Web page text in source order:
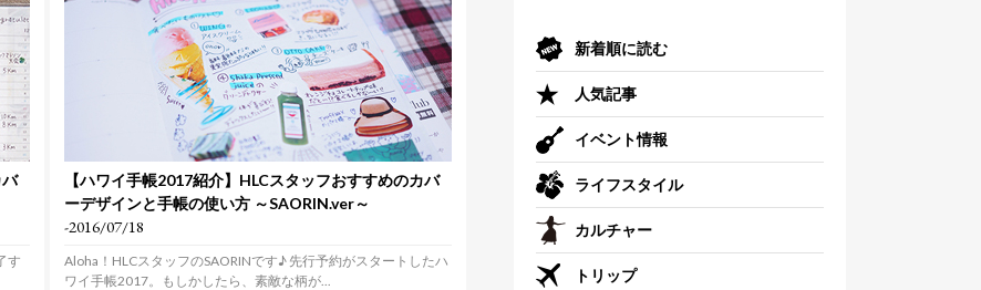
す
【ハワイ手帳2017紹介】HLCスタッフおすすめのカバ
ーデザインと手帳の使い方 ～SAORIN.ver～
-2016/07/18
Aloha！HLCスタッフのSAORINです♪ 先行予約がスタートしたハ
ワイ手帳2017。もしかしたら、素敵な柄が...
新着順に読む
人気記事
イベント情報
ライフスタイル
カルチャー
トリップ